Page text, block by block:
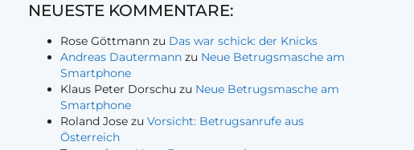
NEUESTE KOMMENTARE:
Rose Göttmann zu Das war schick: der Knicks
Andreas Dautermann zu Neue Betrugsmasche am
Smartphone
Klaus Peter Dorschu zu Neue Betrugsmasche am
Smartphone
Roland Jose zuVorsicht: Betrugsanrufe aus
Österreich